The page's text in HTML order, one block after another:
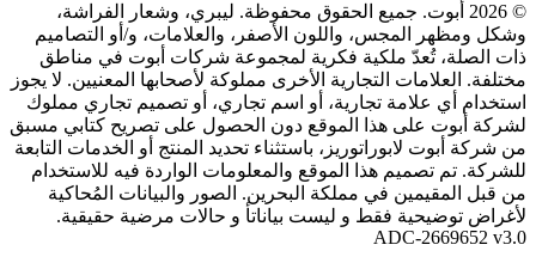
© 2026 أبوت. جميع الحقوق محفوظة. ليبري، وشعار الفراشة،
وشكل ومظهر المجس، واللون الأصفر، والعلامات، و/أو التصاميم
ذات الصلة، تُعدّ ملكية فكرية لمجموعة شركات أبوت في مناطق
مختلفة. العلامات التجارية الأخرى مملوكة لأصحابها المعنيين. لا يجوز
استخدام أي علامة تجارية، أو اسم تجاري، أو تصميم تجاري مملوك
لشركة أبوت على هذا الموقع دون الحصول على تصريح كتابي مسبق
من شركة أبوت لابوراتوريز، باستثناء تحديد المنتج أو الخدمات التابعة
للشركة. تم تصميم هذا الموقع والمعلومات الواردة فيه للاستخدام
من قبل المقيمين في مملكة البحرين. الصور والبيانات المُحاكية
لأغراض توضيحية فقط و ليست بياناتأ و حالات مرضية حقيقية.
ADC-2669652 v3.0